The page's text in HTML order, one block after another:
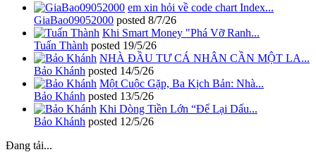
em xin hỏi về code chart Index...
GiaBao09052000 posted 8/7/26
Khi Smart Money "Phá Vỡ Ranh...
Tuấn Thành posted 19/5/26
NHÀ ĐẦU TƯ CÁ NHÂN CẦN MỘT LA...
Bảo Khánh posted 14/5/26
Một Cuộc Gặp, Ba Kịch Bản: Nhà...
Bảo Khánh posted 13/5/26
Khi Dòng Tiền Lớn “Để Lại Dấu...
Bảo Khánh posted 12/5/26
Đang tải...